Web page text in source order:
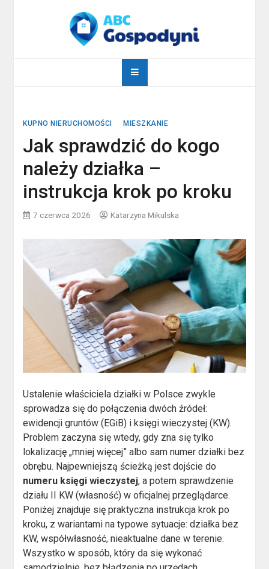
abcgospodyni.pl
KUPNO NIERUCHOMOŚCI MIESZKANIE
Jak sprawdzić do kogo
należy działka –
instrukcja krok po kroku
7 czerwca 2026 Katarzyna Mikulska
Ustalenie właściciela działki w Polsce zwykle
sprowadza się do połączenia dwóch źródeł:
ewidencji gruntów (EGiB) i księgi wieczystej (KW).
Problem zaczyna się wtedy, gdy zna się tylko
lokalizację „mniej więcej” albo sam numer działki bez
obrębu. Najpewniejszą ścieżką jest dojście do
numeru księgi wieczystej, a potem sprawdzenie
działu II KW (własność) w oficjalnej przeglądarce.
Poniżej znajduje się praktyczna instrukcja krok po
kroku, z wariantami na typowe sytuacje: działka bez
KW, współwłasność, nieaktualne dane w terenie.
Wszystko w sposób, który da się wykonać